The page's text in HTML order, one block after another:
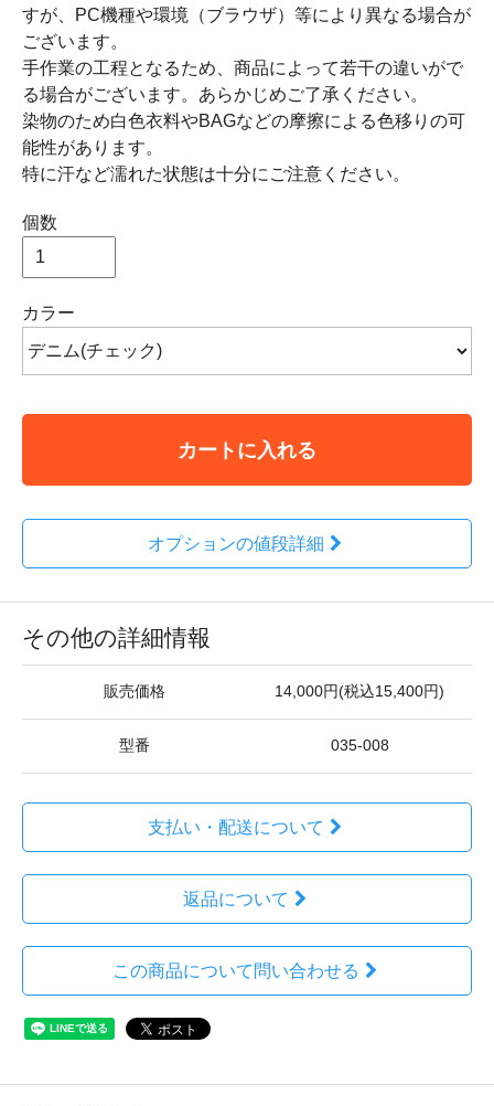
すが、PC機種や環境（ブラウザ）等により異なる場合が
ございます。
手作業の工程となるため、商品によって若干の違いがで
る場合がございます。あらかじめご了承ください。
染物のため白色衣料やBAGなどの摩擦による色移りの可
能性があります。
特に汗など濡れた状態は十分にご注意ください。
個数
カラー
カートに入れる
オプションの値段詳細
その他の詳細情報
販売価格 14,000円(税込15,400円)
型番 035-008
支払い・配送について
返品について
この商品について問い合わせる